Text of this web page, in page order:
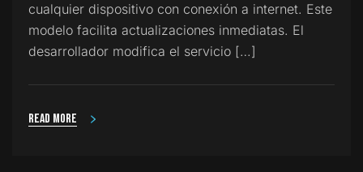
cualquier dispositivo con conexión a internet. Este
modelo facilita actualizaciones inmediatas. El
desarrollador modifica el servicio […]
Read more